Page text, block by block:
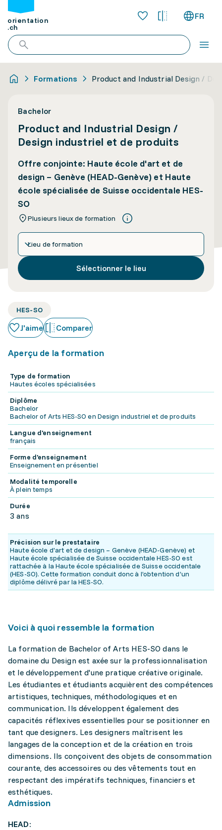
orientation
.ch
FR
Formations Product and Industrial Design /
Bachelor
Product and Industrial Design /
Design industriel et de produits
Offre conjointe: Haute école d'art et de
design – Genève (HEAD-Genève) et Haute
école spécialisée de Suisse occidentale HES-
SO
Plusieurs lieux de formation
Lieu de formation
Sélectionner le lieu
HES-SO
J'aime Comparer
Aperçu de la formation
Type de formation
Hautes écoles spécialisées
Diplôme
Bachelor
Bachelor of Arts HES-SO en Design industriel et de produits
Langue d'enseignement
français
Forme d'enseignement
Enseignement en présentiel
Modalité temporelle
À plein temps
Durée
3 ans
Précision sur le prestataire
Haute école d'art et de design – Genève (HEAD-Genève) et
Haute école spécialisée de Suisse occidentale HES-SO est
rattachée à la Haute école spécialisée de Suisse occidentale
(HES-SO). Cette formation conduit donc à l’obtention d’un
diplôme délivré par la HES-SO.
Voici à quoi ressemble la formation
La formation de Bachelor of Arts HES-SO dans le
domaine du Design est axée sur la professionnalisation
et le développement d'une pratique créative originale.
Les étudiantes et étudiants acquièrent des compétences
artistiques, techniques, méthodologiques et en
communication. Ils développent également des
capacités réflexives essentielles pour se positionner en
tant que designers. Les designers maîtrisent les
langages de la conception et de la création en trois
dimensions. Ils conçoivent des objets de consommation
courante, des accessoires ou des vêtements tout en
respectant des impératifs techniques, financiers et
esthétiques.
Admission
HEAD: